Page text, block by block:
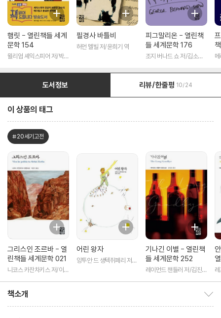
햄릿 - 열린책들 세계
문학 154
윌리엄 셰익스피어 저/박우
필경사 바틀비
허먼 멜빌 저/윤희기 역
피그말리온 - 열린책
들 세계문학 176
조지 버나드 쇼 저/김소임
도서정보 리뷰/한줄평 10/24
이 상품의 태그
#20세기고전
그리스인 조르바 - 열
린책들 세계문학 021
니코스 카잔차키스 저/이윤
어린 왕자
앙투안 드 생텍쥐페리 저/
기나긴 이별 - 열린책
들 세계문학 252
레이먼드 챈들러 저/김진준
책소개